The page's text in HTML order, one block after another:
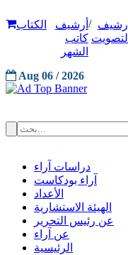
أرشيف
التصويت
/ أرشيف
كاتب
الشهر
الكتاب
Aug 06 / 2026
دراسات آراء
آراء بودكاست
الأعداد
الهيئة الاستشارية
عن رئيس التحرير
عن آراء
الرئيسية